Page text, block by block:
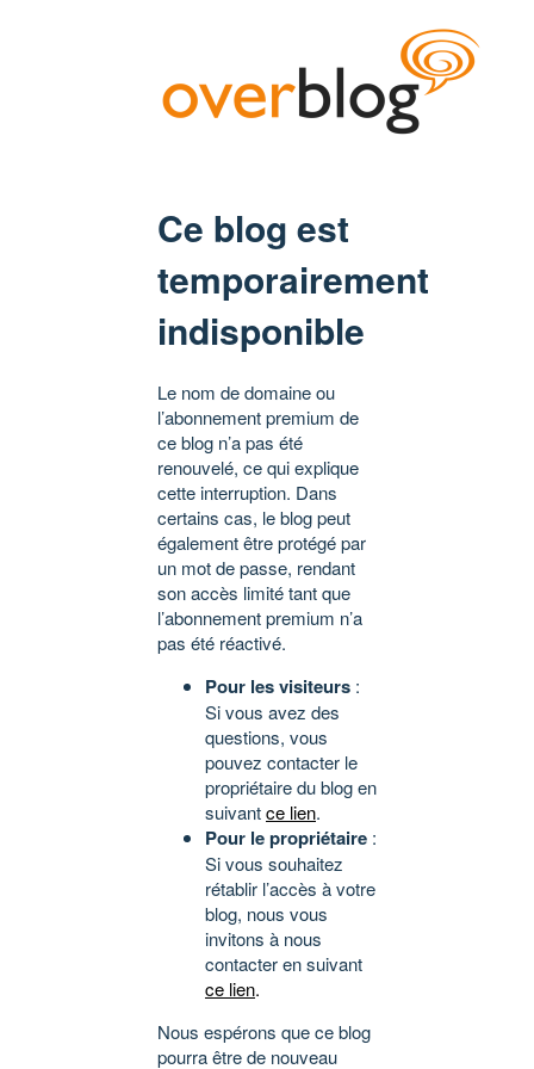
Ce blog est
temporairement
indisponible
Le nom de domaine ou
l’abonnement premium de
ce blog n’a pas été
renouvelé, ce qui explique
cette interruption. Dans
certains cas, le blog peut
également être protégé par
un mot de passe, rendant
son accès limité tant que
l’abonnement premium n’a
pas été réactivé.
Pour les visiteurs :
Si vous avez des
questions, vous
pouvez contacter le
propriétaire du blog en
suivantce lien.
Pour le propriétaire :
Si vous souhaitez
rétablir l’accès à votre
blog, nous vous
invitons à nous
contacter en suivant
ce lien.
Nous espérons que ce blog
pourra être de nouveau